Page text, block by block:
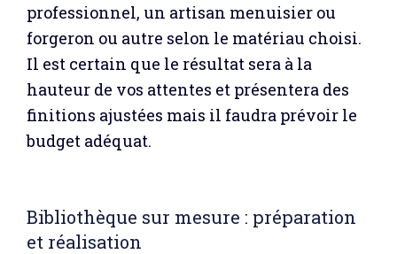
professionnel, un artisan menuisier ou
forgeron ou autre selon le matériau choisi.
Il est certain que le résultat sera à la
hauteur de vos attentes et présentera des
finitions ajustées mais il faudra prévoir le
budget adéquat.
Bibliothèque sur mesure : préparation
et réalisation